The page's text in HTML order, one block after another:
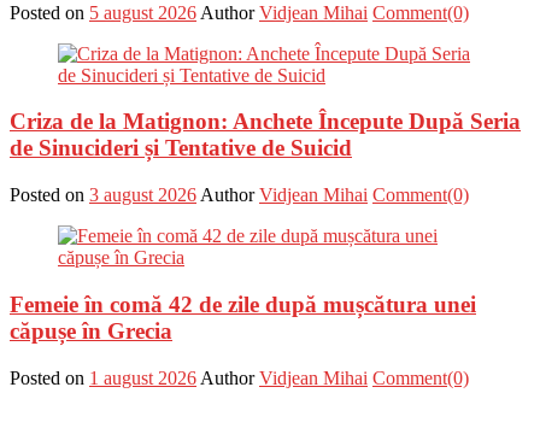
Posted on 5 august 2026 Author Vidjean Mihai Comment(0)
Criza de la Matignon: Anchete Începute După Seria
de Sinucideri și Tentative de Suicid
Posted on 3 august 2026 Author Vidjean Mihai Comment(0)
Femeie în comă 42 de zile după mușcătura unei
căpușe în Grecia
Posted on 1 august 2026 Author Vidjean Mihai Comment(0)